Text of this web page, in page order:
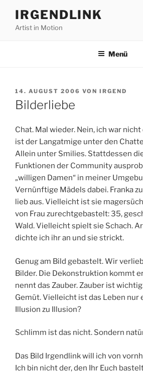
Inhalt
springen
IRGENDLINK
Artist in Motion
Menü
VERÖFFENTLICHT
AM
14. AUGUST 2006 VON IRGEND
Bilderliebe
Chat. Mal wieder. Nein, ich war
ist der Langatmige unter den
Allein unter Smilies. Stattdessen
Funktionen der Community
„willigen Damen“ in meiner
Vernünftige Mädels dabei. Franka
lieb aus. Vielleicht ist sie
von Frau zurechtgebastelt: 35,
Wald. Vielleicht spielt sie Schach.
dichte ich ihr an und sie strickt.
Genug am Bild gebastelt. Wir
Bilder. Die Dekonstruktion kommt
nennt das Zauber. Zauber ist
Gemüt. Vielleicht ist das Leben nur
Illusion zu Illusion?
Schlimm ist das nicht. Sondern
Das Bild Irgendlink will ich von
Ich bin nicht der, den Ihr Euch